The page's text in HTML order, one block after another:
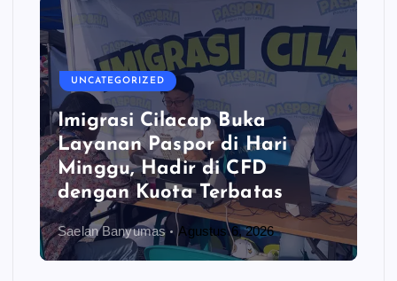
UNCATEGORIZED
Imigrasi Cilacap Buka
Layanan Paspor di Hari
Minggu, Hadir di CFD
dengan Kuota Terbatas
Saelan Banyumas Agustus 6, 2026